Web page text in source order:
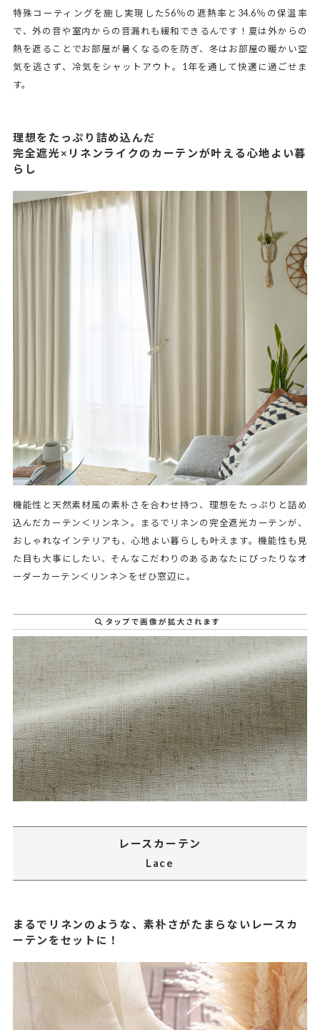
特殊コーティングを施し実現した56％の遮熱率と34.6％の保温率
で、外の音や室内からの音漏れも緩和できるんです！夏は外からの
熱を遮ることでお部屋が暑くなるのを防ぎ、冬はお部屋の暖かい空
気を逃さず、冷気をシャットアウト。1年を通して快適に過ごせま
す。
理想をたっぷり詰め込んだ
完全遮光×リネンライクのカーテンが叶える心地よい暮
らし
機能性と天然素材風の素朴さを合わせ持つ、理想をたっぷりと詰め
込んだカーテン＜リンネ＞。まるでリネンの完全遮光カーテンが、
おしゃれなインテリアも、心地よい暮らしも叶えます。機能性も見
た目も大事にしたい、そんなこだわりのあるあなたにぴったりなオ
ーダーカーテン＜リンネ＞をぜひ窓辺に。
レースカーテン
Lace
まるでリネンのような、素朴さがたまらないレースカ
ーテンをセットに！